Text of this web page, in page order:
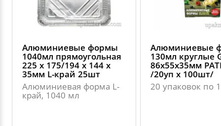
Алюминиевые формы
1040мл прямоугольная
225 х 175/194 х 144 х
35мм L-край 25шт
Алюминиевая форма L-
край, 1040 мл
Алюминиевые
130мл круглые
86х55х35мм
/20уп х 100шт/
20 упаковок по